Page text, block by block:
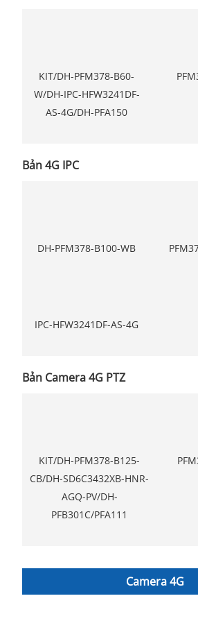
KIT/DH-PFM378-B60-
W/DH-IPC-HFW3241DF-
AS-4G/DH-PFA150
Bản 4G IPC
DH-PFM378-B100-WB
IPC-HFW3241DF-AS-4G
Bản Camera 4G PTZ
KIT/DH-PFM378-B125-
CB/DH-SD6C3432XB-HNR-
AGQ-PV/DH-
PFB301C/PFA111
Camera 4G